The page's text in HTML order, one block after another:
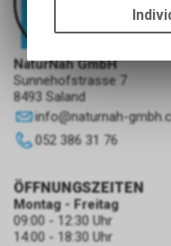
NaturNah GmbH
Sunnehofstrasse 7
8493 Saland
info@naturnah-
052 386 31 76
ÖFFNUNGSZEITEN
Montag - Freitag
09:00 - 12:30 Uhr
14:00 - 18:30 Uhr
um